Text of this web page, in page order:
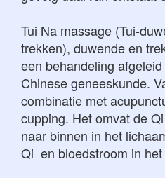
Tui Na massage (Tui-
trekken), duwende en
een behandeling
Chinese geneeskunde.
combinatie met
cupping. Het omvat de
naar binnen in het
Qi en bloedstroom in het